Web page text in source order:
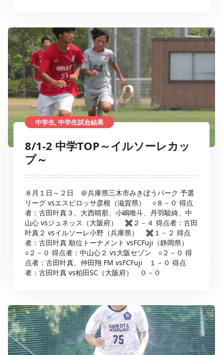
中学生, 中学生試合結果
8/1-2 中学TOP～イルソーレカッ
プ～
８月１日～２日 ＠兵庫県三木市みきぼうパーク 予選
リーグ vsエスピロッサ彦根（滋賀県） ○８－０ 得点
者：古田叶真３、大西晴那、小嶋唯斗、丹羽駿綺、中
山心 vsジュネッス（大阪府） ✖２－４ 得点者：古田
叶真２ vsイルソーレ小野（兵庫県） ✖１－２ 得点
者：古田叶真 順位トーナメント vsFCFuji（静岡県）
○２－０ 得点者：中山心２ vs大阪セゾン ○２－０ 得
点者：古田叶真、仲田翔 FM vsFCFuji １－０ 得点
者：古田叶真 vs柏田SC（大阪府） ０－０